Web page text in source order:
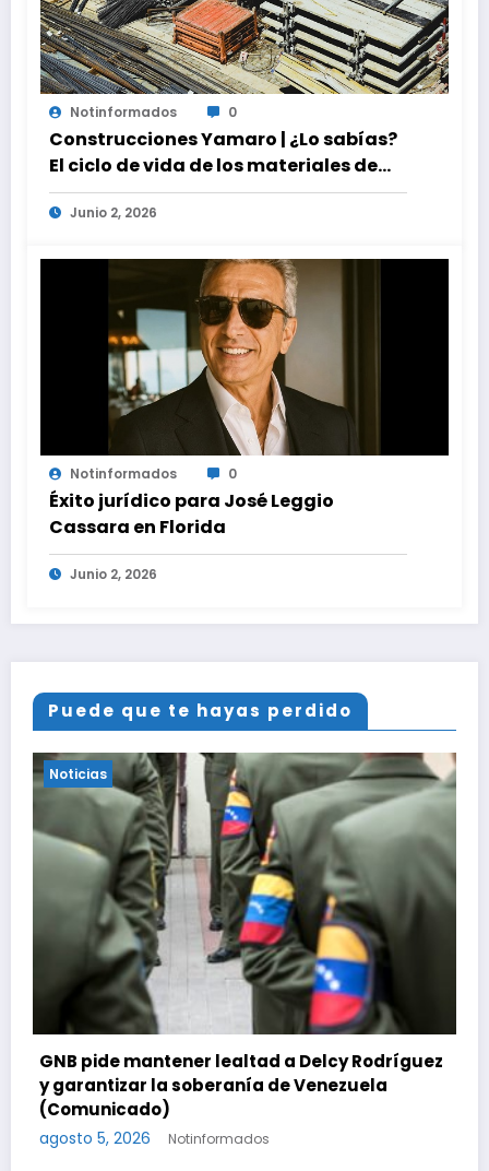
Notinformados 0
Construcciones Yamaro | ¿Lo sabías?
El ciclo de vida de los materiales de
construcción revoluciona eficiencia
en proyectos modernos
Junio 2, 2026
Notinformados 0
Éxito jurídico para José Leggio
Cassara en Florida
Junio 2, 2026
Puede que te hayas perdido
Noticias
INAMEH presentó las Condiciones
Meteorológicas para las próximas 24 horas,
de este miércoles 5 de agosto 2026
agosto 5, 2026 Notinformados